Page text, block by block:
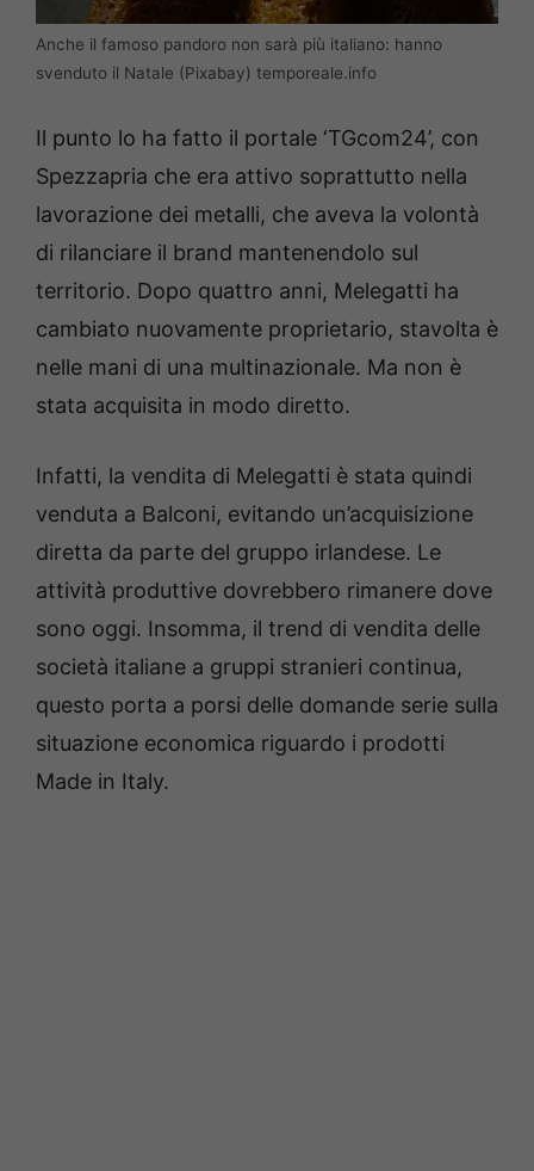
Anche il famoso pandoro non sarà più italiano: hanno
svenduto il Natale (Pixabay) temporeale.info
Il punto lo ha fatto il portale ‘TGcom24’, con
Spezzapria che era attivo soprattutto nella
lavorazione dei metalli, che aveva la volontà
di rilanciare il brand mantenendolo sul
territorio. Dopo quattro anni, Melegatti ha
cambiato nuovamente proprietario, stavolta è
nelle mani di una multinazionale. Ma non è
stata acquisita in modo diretto.
Infatti, la vendita di Melegatti è stata quindi
venduta a Balconi, evitando un’acquisizione
diretta da parte del gruppo irlandese. Le
attività produttive dovrebbero rimanere dove
sono oggi. Insomma, il trend di vendita delle
società italiane a gruppi stranieri continua,
questo porta a porsi delle domande serie sulla
situazione economica riguardo i prodotti
Made in Italy.